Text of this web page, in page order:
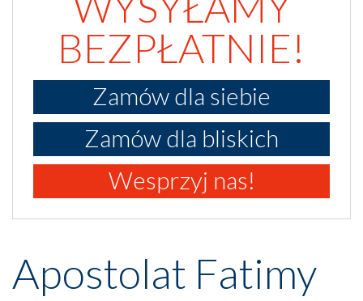
BEZPŁATNIE!
Zamów dla siebie
Zamów dla bliskich
Wesprzyj nas!
Apostolat Fatimy